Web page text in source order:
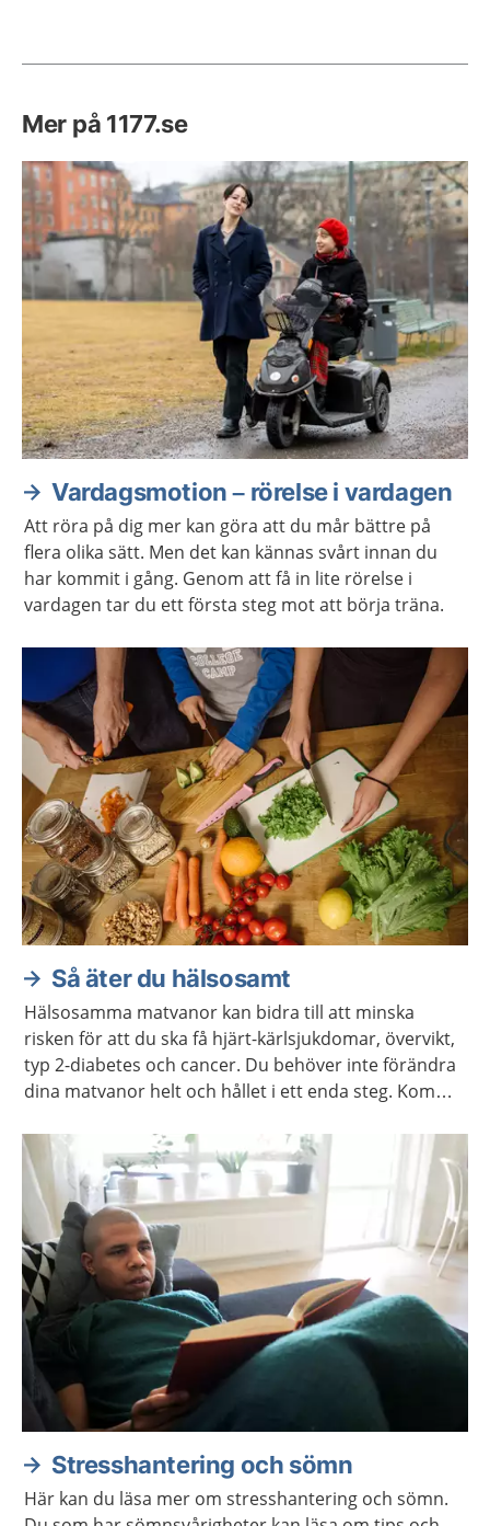
Mer på 1177.se
Vardagsmotion – rörelse i vardagen
Att röra på dig mer kan göra att du mår bättre på
flera olika sätt. Men det kan kännas svårt innan du
har kommit i gång. Genom att få in lite rörelse i
vardagen tar du ett första steg mot att börja träna.
Så äter du hälsosamt
Hälsosamma matvanor kan bidra till att minska
risken för att du ska få hjärt-kärlsjukdomar, övervikt,
typ 2-diabetes och cancer. Du behöver inte förändra
dina matvanor helt och hållet i ett enda steg. Kom
Stresshantering och sömn
Här kan du läsa mer om stresshantering och sömn.